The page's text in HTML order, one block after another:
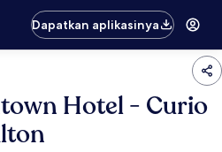
Dapatkan aplikasinya
Hotel - Curio